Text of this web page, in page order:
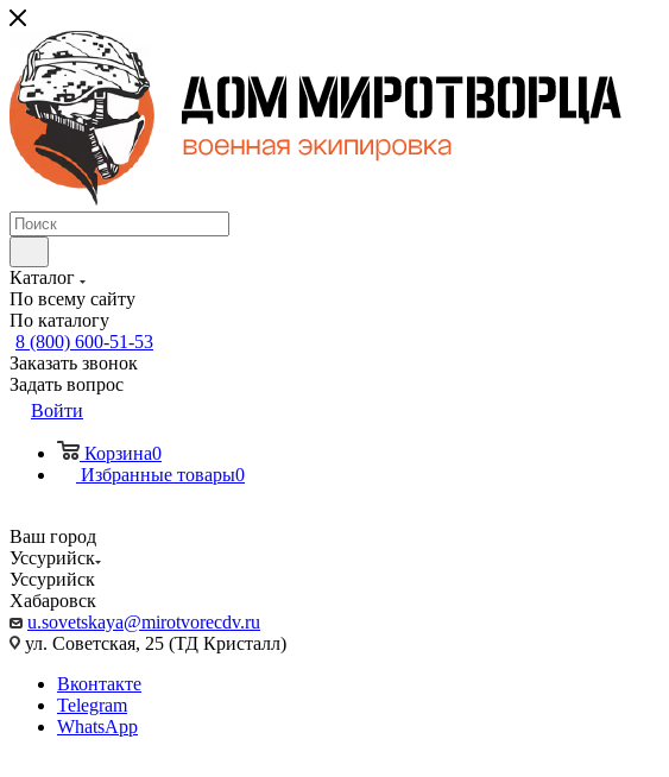
Каталог
По всему сайту
По каталогу
8 (800) 600-51-53
Заказать звонок
Задать вопрос
Войти
Корзина0
Избранные товары0
Ваш город
Уссурийск
Уссурийск
Хабаровск
u.sovetskaya@mirotvorecdv.ru
ул. Советская, 25 (ТД Кристалл)
Вконтакте
Telegram
WhatsApp